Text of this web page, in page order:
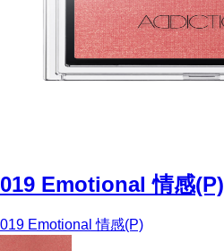
019 Emotional 情感(P)
019 Emotional 情感(P)